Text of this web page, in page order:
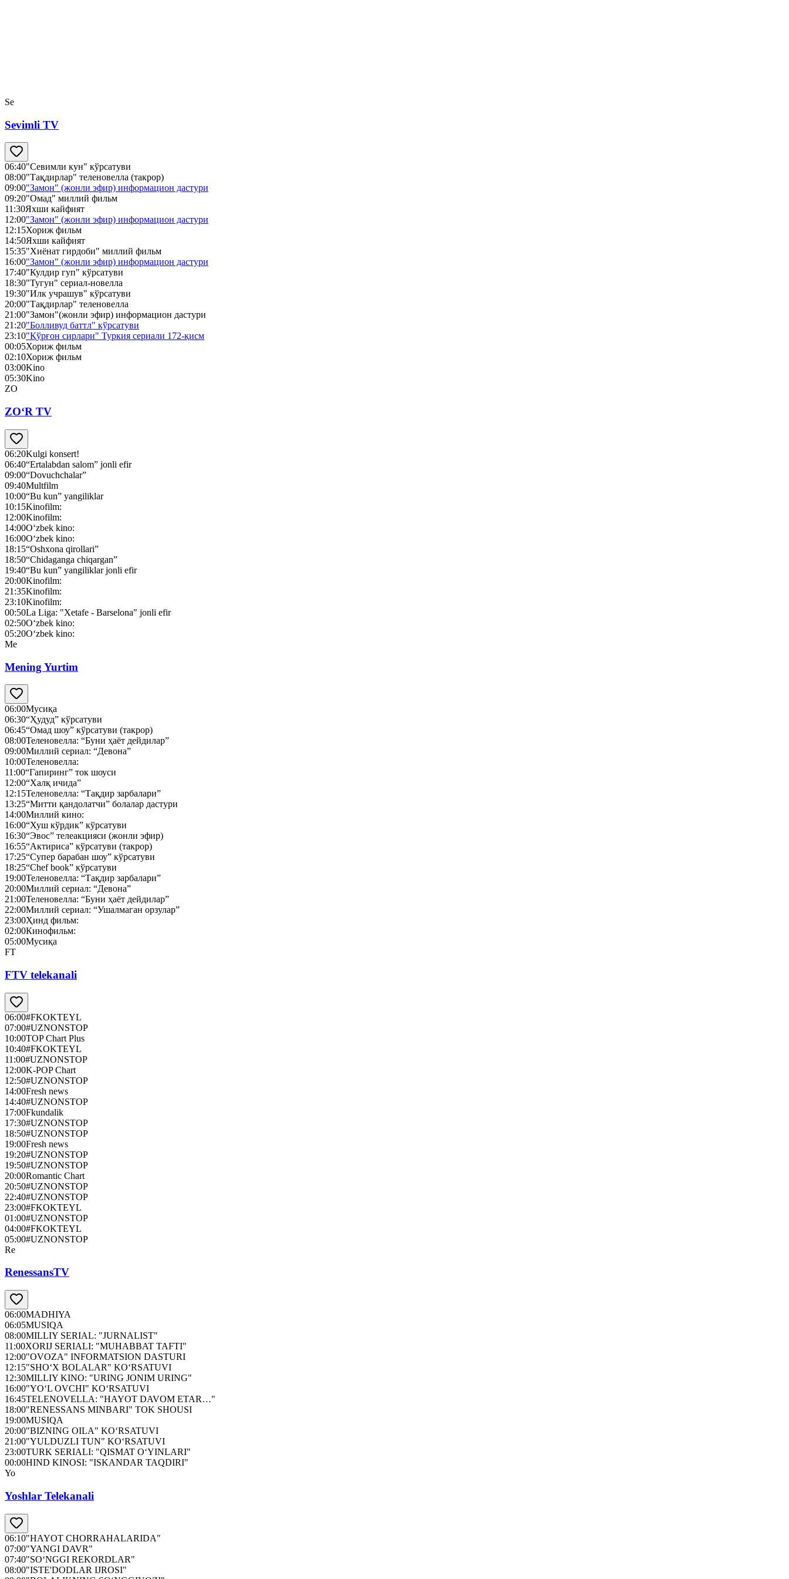
Se
Sevimli TV
06:40"Севимли кун" кўрсатуви
08:00"Тақдирлар" теленовелла (такрор)
09:00"Замон" (жонли эфир) информацион дастури
09:20"Омад" миллий фильм
11:30Яхши кайфият
12:00"Замон" (жонли эфир) информацион дастури
12:15Хориж фильм
14:50Яхши кайфият
15:35"Хиёнат гирдоби" миллий фильм
16:00"Замон" (жонли эфир) информацион дастури
17:40"Кулдир гуп" кўрсатуви
18:30"Тугун" сериал-новелла
19:30"Илк учрашув" кўрсатуви
20:00"Тақдирлар" теленовелла
21:00"Замон"(жонли эфир) информацион дастури
21:20"Болливуд баттл" кўрсатуви
23:10"Қўрғон сирлари" Туркия сериали 172-қисм
00:05Хориж фильм
02:10Хориж фильм
03:00Kino
05:30Kino
ZO
ZO‘R TV
06:20Kulgi konsert!
06:40“Ertalabdan salom” jonli efir
09:00“Dovuchchalar”
09:40Multfilm
10:00“Bu kun” yangiliklar
10:15Kinofilm:
12:00Kinofilm:
14:00O‘zbek kino:
16:00O‘zbek kino:
18:15“Oshxona qirollari”
18:50“Chidaganga chiqargan”
19:40“Bu kun” yangiliklar jonli efir
20:00Kinofilm:
21:35Kinofilm:
23:10Kinofilm:
00:50La Liga: "Xetafe - Barselona" jonli efir
02:50O‘zbek kino:
05:20O‘zbek kino:
Me
Mening Yurtim
06:00Мусиқа
06:30“Ҳудуд” кўрсатуви
06:45“Омад шоу” кўрсатуви (такрор)
08:00Теленовелла: “Буни ҳаёт дейдилар”
09:00Миллий сериал: “Девона”
10:00Теленовелла:
11:00“Гапиринг” ток шоуси
12:00“Халқ ичида”
12:15Теленовелла: “Тақдир зарбалари”
13:25“Митти қандолатчи” болалар дастури
14:00Миллий кино:
16:00“Хуш кўрдик” кўрсатуви
16:30“Эвос” телеакцияси (жонли эфир)
16:55“Актириса” кўрсатуви (такрор)
17:25“Супер барабан шоу” кўрсатуви
18:25“Chef book” кўрсатуви
19:00Теленовелла: “Тақдир зарбалари”
20:00Миллий сериал: “Девона”
21:00Теленовелла: “Буни ҳаёт дейдилар”
22:00Миллий сериал: “Ушалмаган орзулар”
23:00Ҳинд фильм:
02:00Кинофильм:
05:00Мусиқа
FT
FTV telekanali
06:00#FKOKTEYL
07:00#UZNONSTOP
10:00TOP Chart Plus
10:40#FKOKTEYL
11:00#UZNONSTOP
12:00K-POP Chart
12:50#UZNONSTOP
14:00Fresh news
14:40#UZNONSTOP
17:00Fkundalik
17:30#UZNONSTOP
18:50#UZNONSTOP
19:00Fresh news
19:20#UZNONSTOP
19:50#UZNONSTOP
20:00Romantic Chart
20:50#UZNONSTOP
22:40#UZNONSTOP
23:00#FKOKTEYL
01:00#UZNONSTOP
04:00#FKOKTEYL
05:00#UZNONSTOP
Re
RenessansTV
06:00MADHIYA
06:05MUSIQA
08:00MILLIY SERIAL: "JURNALIST"
11:00XORIJ SERIALI: "MUHABBAT TAFTI"
12:00"OVOZА" INFORMATSION DASTURI
12:15"SHO‘X BOLALAR" KO‘RSATUVI
12:30MILLIY KINO: "URING JONIM URING"
16:00"YO‘L OVCHI" KO‘RSATUVI
16:45TELENOVELLA: "HAYOT DAVOM ETAR…"
18:00"RENESSANS MINBARI" TOK SHOUSI
19:00MUSIQA
20:00"BIZNING OILA" KO‘RSATUVI
21:00"YULDUZLI TUN" KO‘RSATUVI
23:00TURK SERIALI: "QISMAT O‘YINLARI"
00:00HIND KINOSI: "ISKANDAR TAQDIRI"
Yo
Yoshlar Telekanali
06:10"HAYOT CHORRAHALARIDA"
07:00"YANGI DAVR"
07:40"SO‘NGGI REKORDLAR"
08:00"ISTE'DODLAR IJROSI"